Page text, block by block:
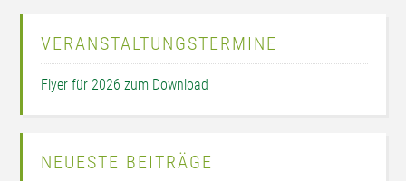
VERANSTALTUNGSTERMINE
Flyer für 2026 zum Download
NEUESTE BEITRÄGE